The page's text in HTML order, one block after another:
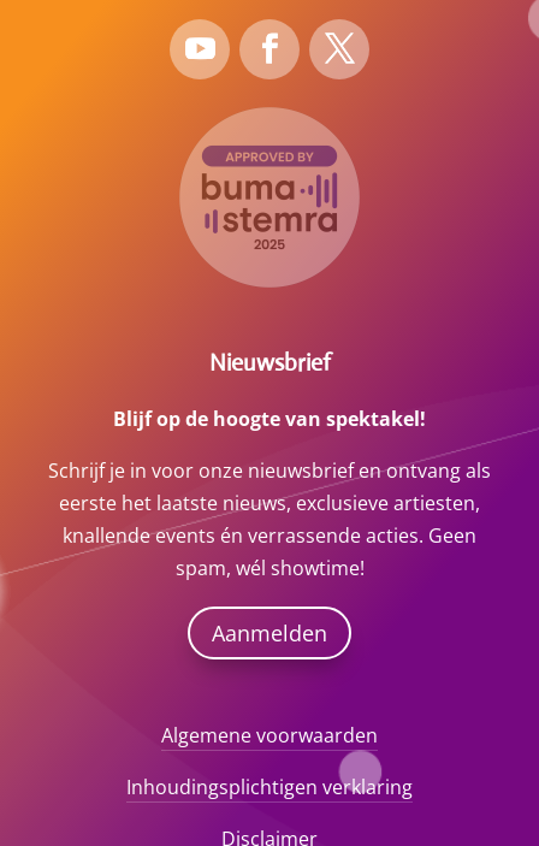
Nieuwsbrief
Blijf op de hoogte van spektakel!
Schrijf je in voor onze nieuwsbrief en ontvang als
eerste het laatste nieuws, exclusieve artiesten,
knallende events én verrassende acties. Geen
spam, wél showtime!
Aanmelden
Algemene voorwaarden
Inhoudingsplichtigen verklaring
Disclaimer